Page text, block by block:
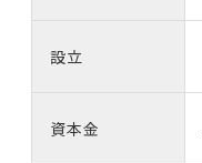
設立
資本金